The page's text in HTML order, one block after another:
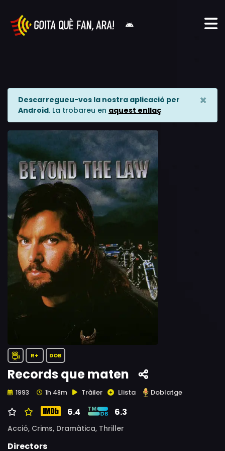
Descarregueu-vos la nostra aplicació per
Android. La trobareu en aquest enllaç
×
R+ DOB
Records que maten
1993 1h 48m Tràiler Llista Doblatge
6.4 6.3
Acció, Crims, Dramàtica, Thriller
Directors